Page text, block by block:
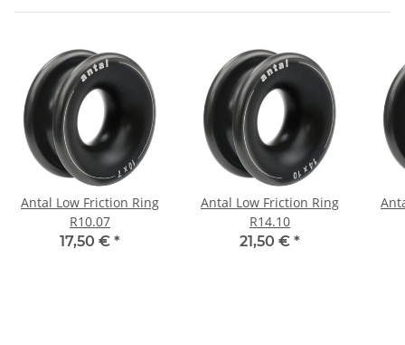
Antal Low Friction Ring
R10.07
17,50 € *
Antal Low Friction Ring
R14.10
21,50 € *